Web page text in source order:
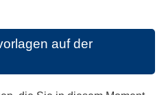
auf der